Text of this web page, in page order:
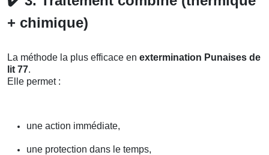
+ chimique)
La méthode la plus efficace en extermination Punaises de
lit 77.
Elle permet :
une action immédiate,
une protection dans le temps,